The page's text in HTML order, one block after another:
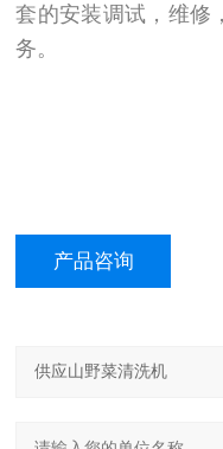
套的安装调试，维修
务。
产品咨询